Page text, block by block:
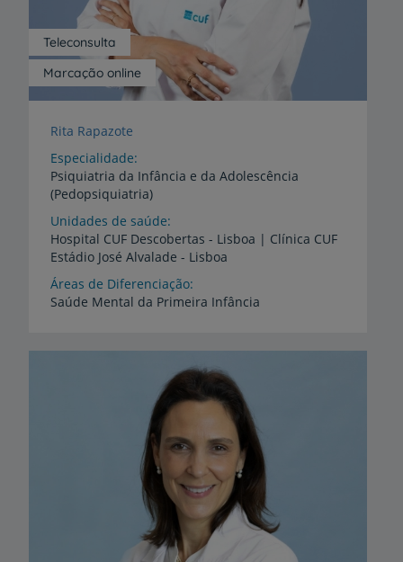
Marcação online
Teleconsulta
Rita Rapazote
Especialidade
Psiquiatria da Infância e da Adolescência
(Pedopsiquiatria)
Unidades de saúde
Hospital CUF Descobertas - Lisboa | Clínica CUF
Estádio José Alvalade - Lisboa
Áreas de Diferenciação
Saúde Mental da Primeira Infância